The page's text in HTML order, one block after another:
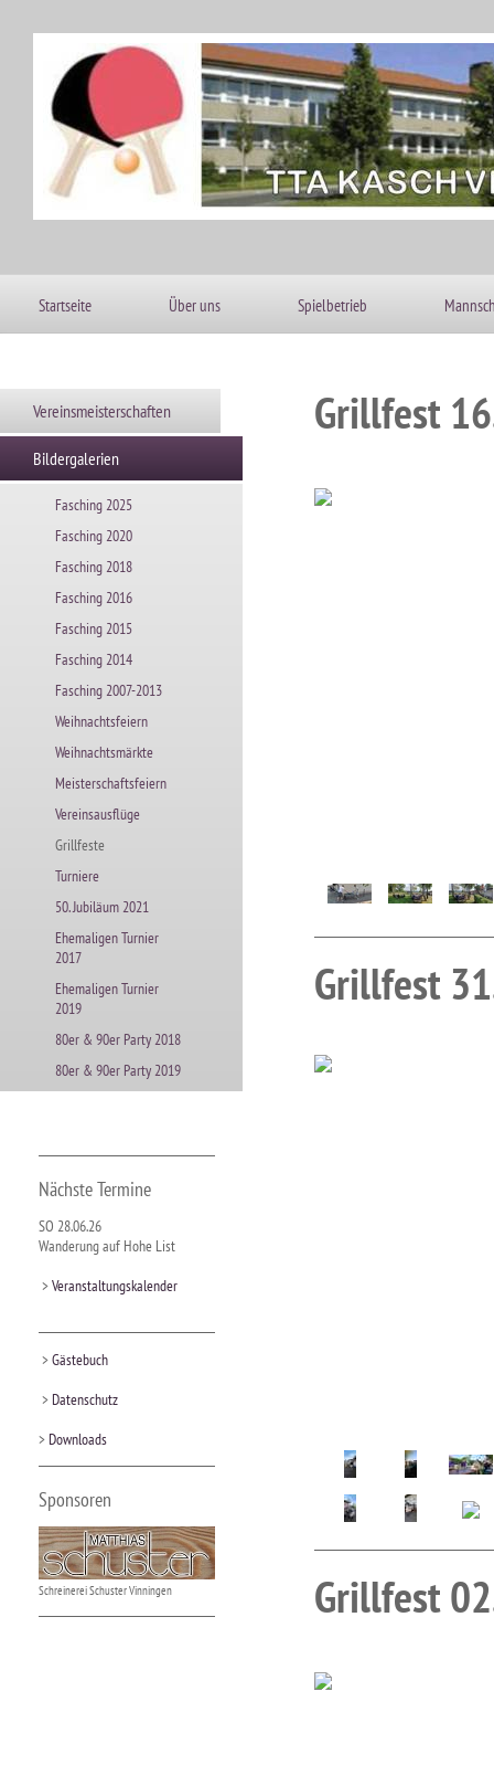
Startseite Über uns Spielbetrieb
Vereinsmeisterschaften
Bildergalerien
Fasching 2025
Fasching 2020
Fasching 2018
Fasching 2016
Fasching 2015
Fasching 2014
Fasching 2007-2013
Weihnachtsfeiern
Weihnachtsmärkte
Meisterschaftsfeiern
Vereinsausflüge
Grillfeste
Turniere
50. Jubiläum 2021
Ehemaligen Turnier
2017
Ehemaligen Turnier
2019
80er & 90er Party 2018
80er & 90er Party 2019
Nächste Termine
SO 28.06.26
Wanderung auf Hohe List
>Veranstaltungskalender
>Gästebuch
>Datenschutz
>Downloads
Sponsoren
Schreinerei Schuster Vinningen
Grillfest
Grillfest
Grillfest